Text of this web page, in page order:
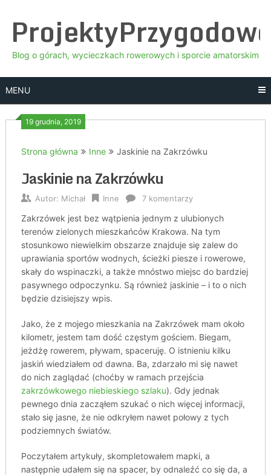
content
Blog o górach, wycieczkach rowerowych i sporcie amatorskim
MENU
19 grudnia, 2019
Strona główna Inne Jaskinie na Zakrzówku
Jaskinie na Zakrzówku
Autor: Michał Inne 7 komentarzy
Zakrzówek jest bez wątpienia jednym z ulubionych
terenów zielonych mieszkańców Krakowa. Na tym
stosunkowo niewielkim obszarze znajduje się zalew do
uprawiania sportów wodnych, ścieżki piesze i rowerowe,
skały do wspinaczki, a także mnóstwo miejsc do bardziej
pasywnego odpoczynku. Są również jaskinie – i to o nich
będzie dzisiejszy wpis.
Jako, że z mojego mieszkania na Zakrzówek mam około
kilometr, jestem tam dość częstym gościem. Biegam,
jeżdżę rowerem, pływam, spaceruję. O istnieniu kilku
jaskiń wiedziałem od dawna. Ba, zdarzało mi się nawet
do nich zaglądać (choćby w ramach przejścia
zakrzówkowego niebieskiego szlaku). Gdy jednak
pewnego dnia zacząłem szukać o nich więcej informacji,
stało się jasne, że nie odkryłem nawet połowy z tych
podziemnych światów.
Poczytałem artykuły, skompletowałem mapki, a
następnie udałem się na spacer, by odnaleźć co się da, a